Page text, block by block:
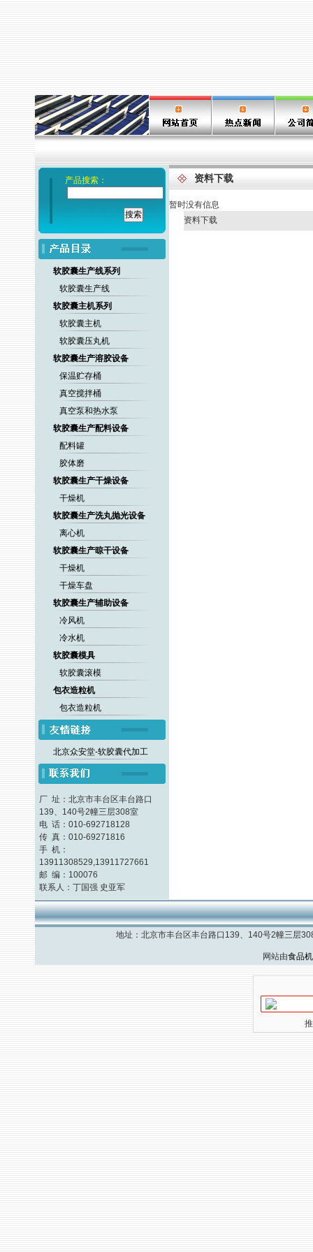
产品搜索：
软胶囊生产线系列
软胶囊生产线
软胶囊主机系列
软胶囊主机
软胶囊压丸机
软胶囊生产溶胶设备
保温贮存桶
真空搅拌桶
真空泵和热水泵
软胶囊生产配料设备
配料罐
胶体磨
软胶囊生产干燥设备
干燥机
软胶囊生产洗丸抛光设备
离心机
软胶囊生产晾干设备
干燥机
干燥车盘
软胶囊生产辅助设备
冷风机
冷水机
软胶囊模具
软胶囊滚模
包衣造粒机
包衣造粒机
北京众安堂-软胶囊代加工
厂 址：北京市丰台区丰台路口
139、140号2幢三层308室
电 话：010-692718128
传 真：010-69271816
手 机：
13911308529,13911727661
邮 编：100076
联系人：丁国强 史亚军
资料下载
暂时没有信息
资料下载
地址：北京市丰台区丰台路口139、140号2幢三
网站由食品